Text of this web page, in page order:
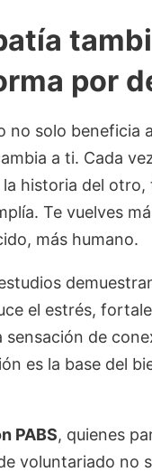
por
no solo beneficia
a ti. Cada
historia del otro,
Te vuelves
más humano.
el estrés,
sensación de
es la base del
PABS, quienes
voluntariado no